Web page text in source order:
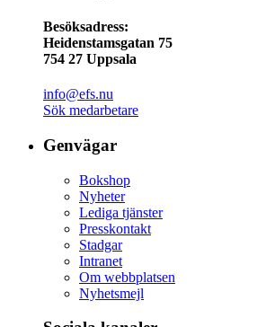
Besöksadress:
Heidenstamsgatan 75
754 27 Uppsala
info@efs.nu
Sök medarbetare
Genvägar
Bokshop
Nyheter
Lediga tjänster
Presskontakt
Stadgar
Intranet
Om webbplatsen
Nyhetsmejl